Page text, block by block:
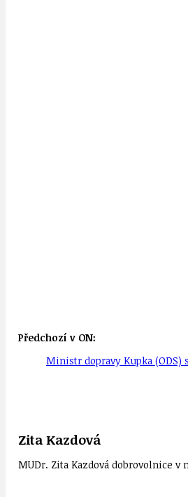
Předchozí v ON:
Ministr dopravy Kupka
Zita Kazdová
MUDr. Zita Kazdová dobrovolnice